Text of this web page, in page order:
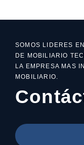
SOMOS LIDERES
DE MOBILIARIO
LA EMPRESA MAS
MOBILIARIO.